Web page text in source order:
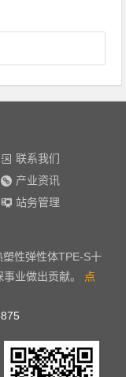
联系我们
产业资讯
站务管理
性弹性体TPE-S十
业做出贡献。 点